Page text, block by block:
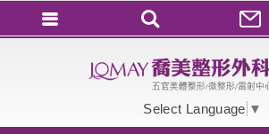
Select Language ▼
會員登入(燈箱)
加入會員